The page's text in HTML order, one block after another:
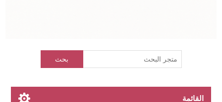
بحث
القائمة